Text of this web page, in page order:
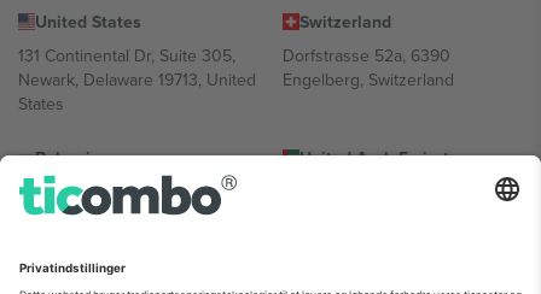
United States
131 Continental Dr, Suite 305,
Newark, Delaware 19713, United
States
Switzerland
Dorfstrasse 52a, 6390
Engelberg, Switzerland
Bulgaria
Regus Sofia City West, bul
Totleben 53-55, 1606 Sofia,
United Arab Emirates
UAE Dubai Silicon Oasis, DDP